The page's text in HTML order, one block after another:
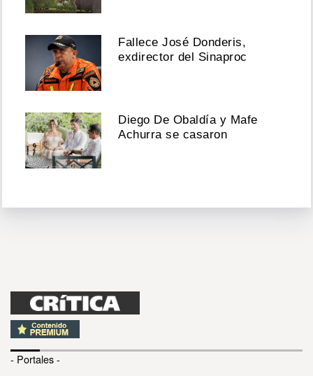
Fallece José Donderis,
exdirector del Sinaproc
Diego De Obaldía y Mafe
Achurra se casaron
- Portales -